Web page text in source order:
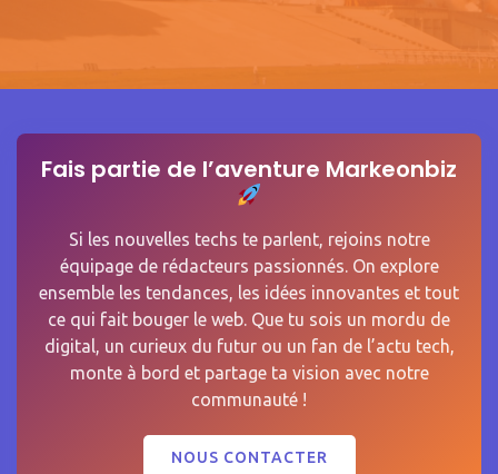
Fais partie de l’aventure Markeonbiz
Si les nouvelles techs te parlent, rejoins notre
équipage de rédacteurs passionnés. On explore
ensemble les tendances, les idées innovantes et tout
ce qui fait bouger le web. Que tu sois un mordu de
digital, un curieux du futur ou un fan de l’actu tech,
monte à bord et partage ta vision avec notre
communauté !
NOUS CONTACTER